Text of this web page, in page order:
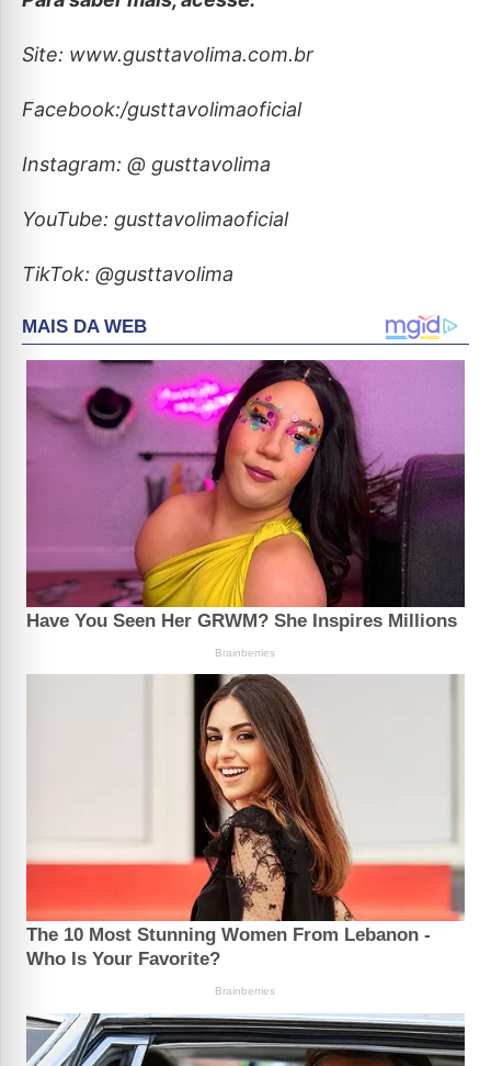
Site: www.gusttavolima.com.br
Facebook:/gusttavolimaoficial
Instagram: @ gusttavolima
YouTube: gusttavolimaoficial
TikTok: @gusttavolima